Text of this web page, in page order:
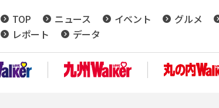
TOP ニュース イベント グルメ
レポート
データ